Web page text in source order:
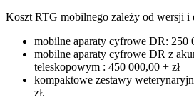
Koszt RTG mobilnego zależy od wersji i
mobilne aparaty cyfrowe DR: 250
mobilne aparaty cyfrowe DR z
teleskopowym : 450 000,00 + zł
kompaktowe zestawy
zł.